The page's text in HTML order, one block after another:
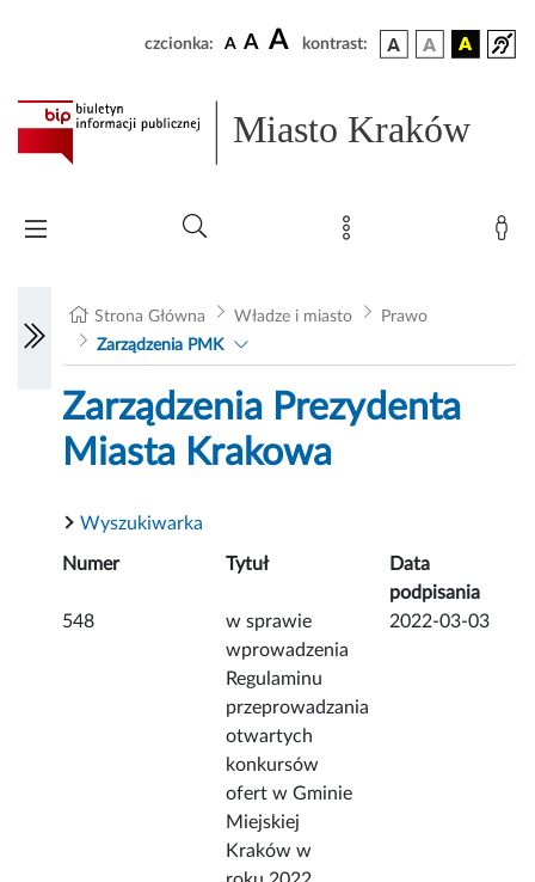
czcionka: A A A kontrast:
Miasto Kraków
Strona Główna Władze i miasto
Prawo
Zarządzenia PMK
Zarządzenia Prezydenta
Miasta Krakowa
Wyszukiwarka
Numer Tytuł
Data
podpisania
548
w sprawie
wprowadzenia
Regulaminu
przeprowadzania
otwartych
konkursów
ofert w Gminie
Miejskiej
Kraków w
2022-03-03